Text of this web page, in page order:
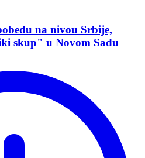
na nivou Srbije,
skup" u Novom Sadu